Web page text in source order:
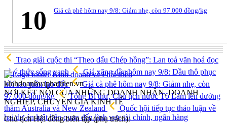
10 Giá cà phê hôm nay 9/8: Giảm nhẹ, còn 97.000 đồng/kg
Trao giải cuộc thi “Theo dấu Chép hồng”: Lan toả văn hoá đọc
và ý thức sống xanh
Giá xăng dầu hôm nay 9/8: Dầu thô phục
hồi sau tuần lao dốc
Giá cà phê hôm nay 9/8: Giảm nhẹ, còn
97.000 đồng/kg
Tổng Bí thư, Chủ tịch nước Tô Lâm lên đường
thăm Australia và New Zealand
Quốc hội tiếp tục thảo luận về
hai dự án luật liên quan đến lĩnh vực tài chính, ngân hàng
kinhdoanhvaphattrien.vn
NƠI KẾT NỐI CỦA NHỮNG DOANH NHÂN, DOANH
NGHIỆP, CHUYÊN GIA KINH TẾ
Chủ tịch Hội đồng biên tập (phụ trách):